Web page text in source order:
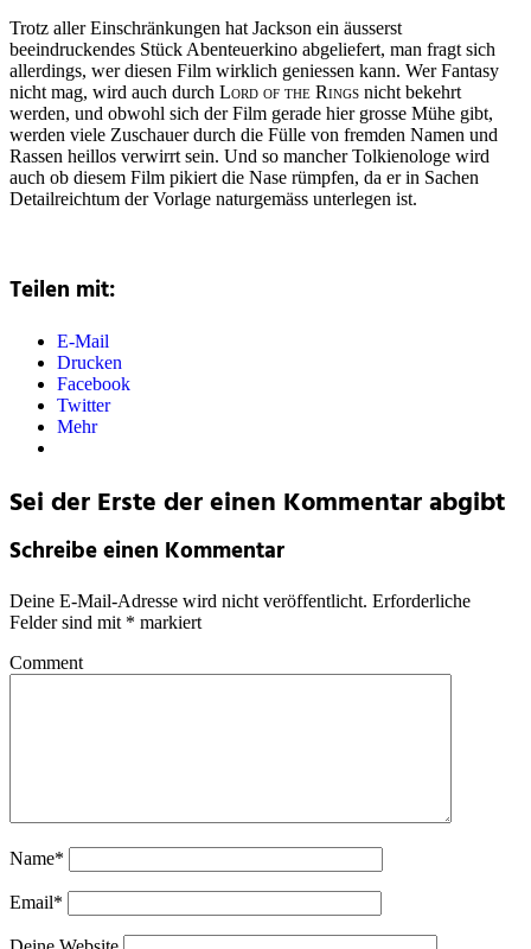
Trotz aller Einschränkungen hat Jackson ein äusserst
beeindruckendes Stück Abenteuerkino abgeliefert, man fragt sich
allerdings, wer diesen Film wirklich geniessen kann. Wer Fantasy
nicht mag, wird auch durch Lord of the Rings nicht bekehrt
werden, und obwohl sich der Film gerade hier grosse Mühe gibt,
werden viele Zuschauer durch die Fülle von fremden Namen und
Rassen heillos verwirrt sein. Und so mancher Tolkienologe wird
auch ob diesem Film pikiert die Nase rümpfen, da er in Sachen
Detailreichtum der Vorlage naturgemäss unterlegen ist.
Teilen mit:
E-Mail
Drucken
Facebook
Twitter
Mehr
Sei der Erste der einen Kommentar abgibt
Schreibe einen Kommentar
Deine E-Mail-Adresse wird nicht veröffentlicht. Erforderliche
Felder sind mit * markiert
Comment
Name*
Email*